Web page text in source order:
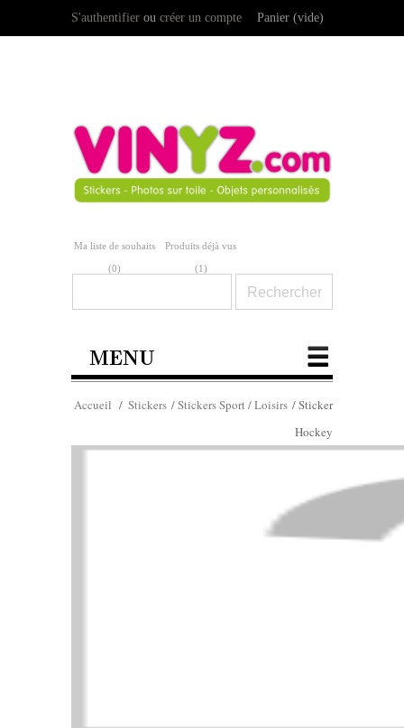
Ma liste de souhaits
(0)
Produits déjà vus
(1)
Panier (vide)
S'authentifier ou créer un compte
MENU
Accueil / Stickers /Stickers Sport / Loisirs /Sticker
Hockey